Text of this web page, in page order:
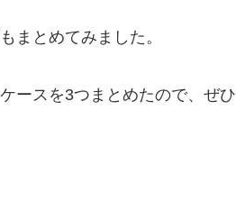
まとめてみました。
ースを3つまとめたので、ぜひ